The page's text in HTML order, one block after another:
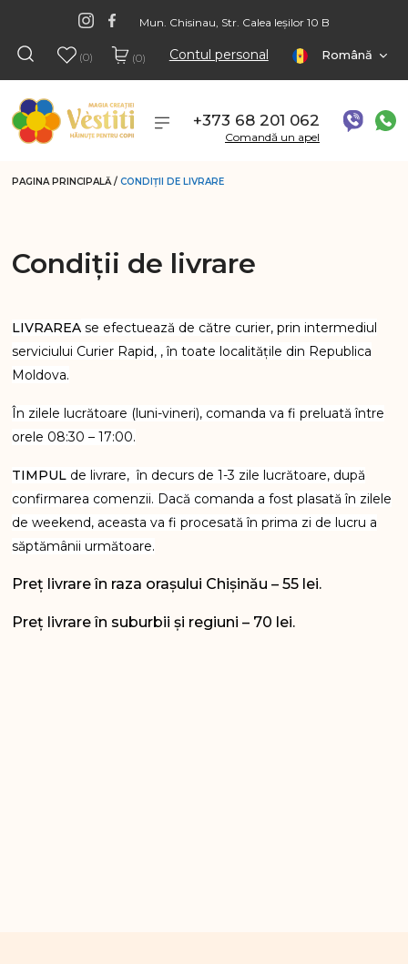
Mun. Chisinau, Str. Calea Ieșilor 10 B
(0) (0) Contul personal Română
+373 68 201 062
Comandă un apel
PAGINA PRINCIPALĂ / CONDIȚII DE LIVRARE
Condiții de livrare
LIVRAREA se efectuează de către curier, prin intermediul
serviciului Curier Rapid, , în toate localitățile din Republica
Moldova.
În zilele lucrătoare (luni-vineri), comanda va fi preluată între
orele 08:30 – 17:00.
TIMPUL de livrare, în decurs de 1-3 zile lucrătoare, după
confirmarea comenzii. Dacă comanda a fost plasată în zilele
de weekend, aceasta va fi procesată în prima zi de lucru a
săptămânii următoare.
Preț livrare în raza orașului Chișinău – 55 lei.
Preț livrare în suburbii și regiuni – 70 lei.